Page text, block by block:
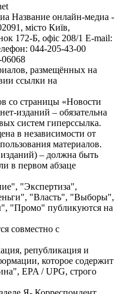
Название онлайн-медиа -
місто Київ,
172-Б, офіс 208/1 E-mail:
044-205-43-00
размещённых на
ссылки на
со страницы «Новости
изданий – обязательна
систем гиперссылка.
в независимости от
материалов.
– должна быть
в первом абзаце
"Экспертиза",
"Власть", "Выборы",
"Промо" публикуются на
совместно с
републикация и
которое содержит
EPA / UPG, строго